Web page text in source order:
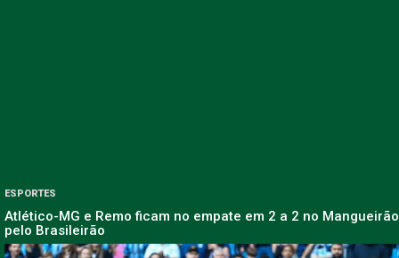
ESPORTES
Atlético-MG e Remo ficam no empate em 2 a 2 no Mangueirão
pelo Brasileirão